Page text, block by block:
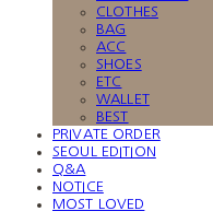
CLOTHES
BAG
ACC
SHOES
ETC
WALLET
BEST
PRIVATE ORDER
SEOUL EDITION
Q&A
NOTICE
MOST LOVED